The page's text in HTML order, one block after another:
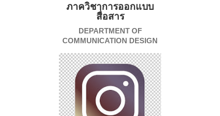
ภาควิชาการออกแบบ
สื่อสาร
DEPARTMENT OF
COMMUNICATION DESIGN